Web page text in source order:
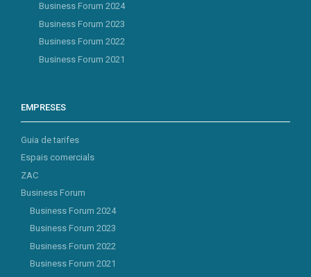
Business Forum 2024
Business Forum 2023
Business Forum 2022
Business Forum 2021
EMPRESES
Guia de tarifes
Espais comercials
ZAC
Business Forum
Business Forum 2024
Business Forum 2023
Business Forum 2022
Business Forum 2021